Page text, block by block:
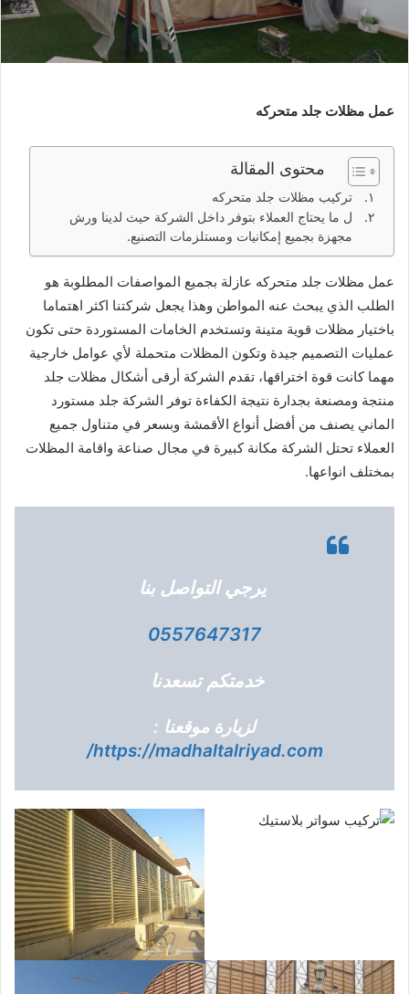
عمل مظلات جلد متحركه
محتوى المقالة
تركيب مظلات جلد متحركه
ل ما يحتاج العملاء بتوفر داخل الشركة حيث لدينا ورش
مجهزة بجميع إمكانيات ومستلزمات التصنيع.
عمل مظلات جلد متحركه عازلة بجميع المواصفات المطلوبة هو
الطلب الذي يبحث عنه المواطن وهذا يجعل شركتنا اكثر اهتماما
باختيار مظلات قوية متينة وتستخدم الخامات المستوردة حتى تكون
عمليات التصميم جيدة وتكون المظلات متحملة لأي عوامل خارجية
مهما كانت قوة اختراقها، تقدم الشركة أرقى أشكال مظلات جلد
منتجة ومصنعة بجدارة نتيجة الكفاءة توفر الشركة جلد مستورد
الماني يصنف من أفضل أنواع الأقمشة وبسعر في متناول جميع
العملاء تحتل الشركة مكانة كبيرة في مجال صناعة واقامة المظلات
بمختلف انواعها.
يرجي التواصل بنا
0557647317
خدمتكم تسعدنا
لزيارة موقعنا :
https://madhaltalriyad.com/